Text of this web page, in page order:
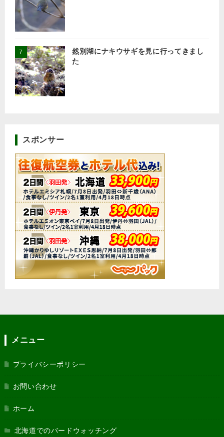
然別湖にナキウサギを見に行ってきまし
た
スポンサー
メニュー
プライバシーポリシー
お問い合わせ
ホーム
北海道でのバードウォッチング